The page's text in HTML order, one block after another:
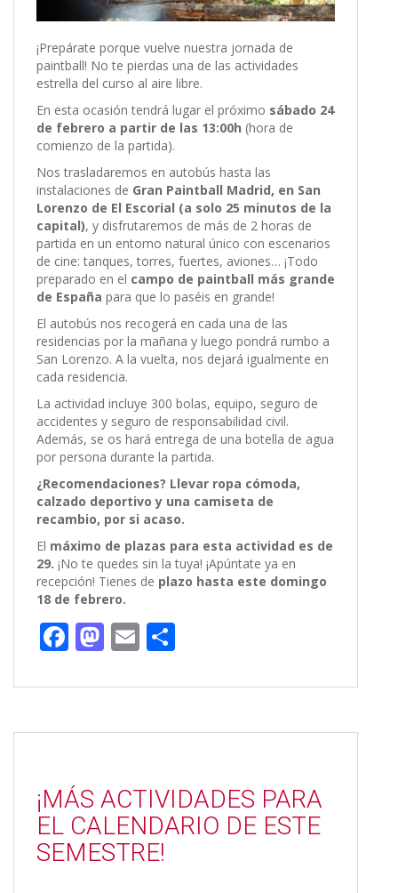
¡Prepárate porque vuelve nuestra jornada de
paintball! No te pierdas una de las actividades
estrella del curso al aire libre.
En esta ocasión tendrá lugar el próximo sábado 24
de febrero a partir de las 13:00h (hora de
comienzo de la partida).
Nos trasladaremos en autobús hasta las
instalaciones de Gran Paintball Madrid, en San
Lorenzo de El Escorial (a solo 25 minutos de la
capital), y disfrutaremos de más de 2 horas de
partida en un entorno natural único con escenarios
de cine: tanques, torres, fuertes, aviones… ¡Todo
preparado en el campo de paintball más grande
de España para que lo paséis en grande!
El autobús nos recogerá en cada una de las
residencias por la mañana y luego pondrá rumbo a
San Lorenzo. A la vuelta, nos dejará igualmente en
cada residencia.
La actividad incluye 300 bolas, equipo, seguro de
accidentes y seguro de responsabilidad civil.
Además, se os hará entrega de una botella de agua
por persona durante la partida.
¿Recomendaciones? Llevar ropa cómoda,
calzado deportivo y una camiseta de
recambio, por si acaso.
El máximo de plazas para esta actividad es de
29. ¡No te quedes sin la tuya! ¡Apúntate ya en
recepción! Tienes de plazo hasta este domingo
18 de febrero.
F
e
b
o
k
M
to
d
E
ai
l
m
p
r
¡MÁS ACTIVIDADES PARA
EL CALENDARIO DE ESTE
SEMESTRE!